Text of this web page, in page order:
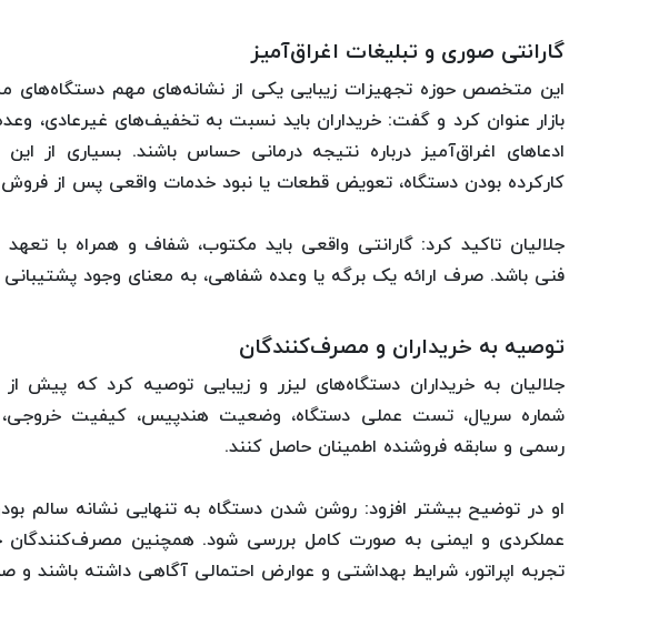
گارانتی صوری و تبلیغات اغراق‌آمیز
این متخصص حوزه تجهیزات زیبایی یکی از نشانه‌های مهم دستگاه‌های
بازار عنوان کرد و گفت: خریداران باید نسبت به تخفیف‌های غیرعادی،
ادعاهای اغراق‌آمیز درباره نتیجه درمانی حساس باشند. بسیاری از این
کارکرده بودن دستگاه، تعویض قطعات یا نبود خدمات واقعی پس از فروش
جلالیان تاکید کرد: گارانتی واقعی باید مکتوب، شفاف و همراه با
فنی باشد. صرف ارائه یک برگه یا وعده شفاهی، به معنای وجود
توصیه به خریداران و مصرف‌کنندگان
جلالیان به خریداران دستگاه‌های لیزر و زیبایی توصیه کرد که پیش
شماره سریال، تست عملی دستگاه، وضعیت هندپیس، کیفیت
رسمی و سابقه فروشنده اطمینان حاصل کنند.
او در توضیح بیشتر افزود: روشن شدن دستگاه به‌ تنهایی نشانه سالم
عملکردی و ایمنی به‌ صورت کامل بررسی شود. همچنین مصرف‌کنندگان
تجربه اپراتور، شرایط بهداشتی و عوارض احتمالی آگاهی داشته باشند و